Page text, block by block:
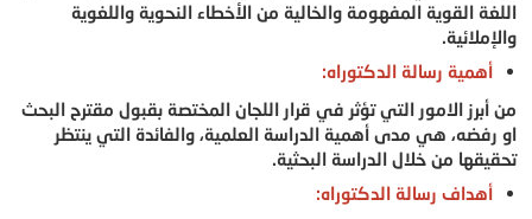
اللغة القوية المفهومة والخالية من الأخطاء النحوية واللغوية
والإملائية.
أهمية رسالة الدكتوراه:
من أبرز الامور التي تؤثر في قرار اللجان المختصة بقبول مقترح البحث
او رفضه، هي مدى أهمية الدراسة العلمية، والفائدة التي ينتظر
تحقيقها من خلال الدراسة البحثية.
أهداف رسالة الدكتوراه: